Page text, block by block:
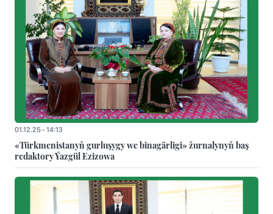
01.12.25 - 14:13
«Türkmenistanyň gurluşygy we binagärligi» žurnalynyň baş
redaktory Ýazgül Ezizowa